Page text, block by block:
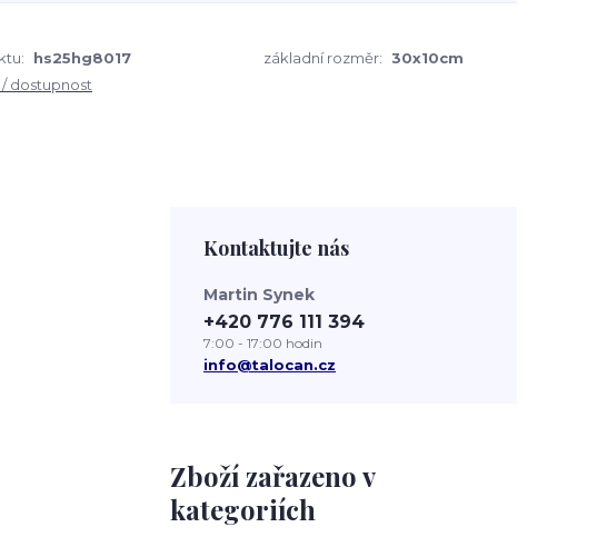
hs25hg8017 základní rozměr: 30x10cm
dostupnost
Zboží zařazeno v
kategoriích
Kontaktujte nás
Martin Synek
+420 776 111 394
7:00 - 17:00 hodin
info@talocan.cz